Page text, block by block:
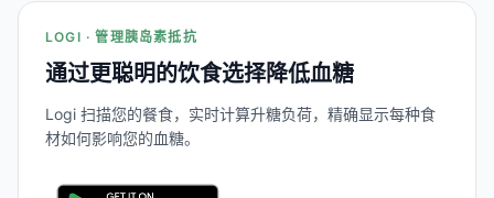
LOGI · 管理胰岛素抵抗
通过更聪明的饮食选择降低血糖
Logi 扫描您的餐食，实时计算升糖负荷，精确显示每种食
材如何影响您的血糖。